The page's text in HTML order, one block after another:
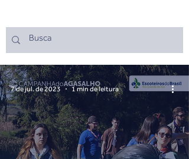
7 de jul. de 2023 1 min de leitura